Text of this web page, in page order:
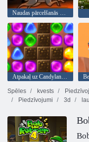
Naudas pārcelšanās 3 apsardzes pienākums
Atpakaļ uz Candyland 2
Spēles
kvests
Piedzīvojumi
3d